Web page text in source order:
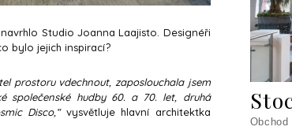
Studio Joanna Laajisto. Designéři
bylo jejich inspirací?
prostoru vdechnout, zaposlouchala jsem
společenské hudby 60. a 70. let, druhá
Disco,“vysvětluje hlavní architektka
Obchod